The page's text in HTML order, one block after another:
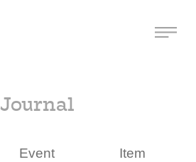
Journal
Event Item